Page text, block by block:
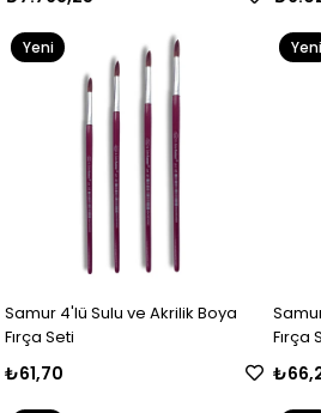
Samur 4'lü Sulu ve Akrilik Boya
Fırça Seti
₺61,70
Yeni
Fırça
Yeni